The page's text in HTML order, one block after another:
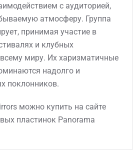
с аудиторией,
атмосферу. Группа
принимая участие в
и клубных
миру. Их харизматичные
надолго и
поклонников.
можно купить на сайте
пластинок Panorama